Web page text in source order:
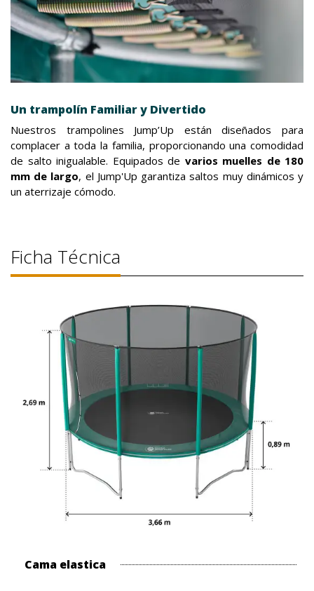
Un trampolín Familiar y Divertido
Nuestros trampolines Jump’Up están diseñados para
complacer a toda la familia, proporcionando una comodidad
de salto inigualable. Equipados de varios muelles de 180
mm de largo, el Jump'Up garantiza saltos muy dinámicos y
un aterrizaje cómodo.
Ficha Técnica
Cama elastica